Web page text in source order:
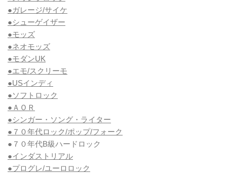
●ガレージ/サイケ
●シューゲイザー
●モッズ
●ネオモッズ
●モダンUK
●エモ/スクリーモ
●USインディ
●ソフトロック
●ＡＯＲ
●シンガー・ソング・ライター
●７０年代ロック/ポップ/フォーク
●７０年代B級ハードロック
●インダストリアル
●プログレ/ユーロロック